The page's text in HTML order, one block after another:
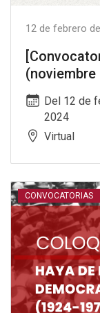
12 de febrero
(noviembre
Del 12 de
2024
Virtual
CONVOCATORIAS